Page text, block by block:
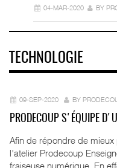
04-MAR-2020 BY
TECHNOLOGIE
09-SEP-2020 BY
PRODECOUP S'ÉQUIPE
Afin de répondre de mieux
l’atelier Prodecoup
fraiseuse numérique. En